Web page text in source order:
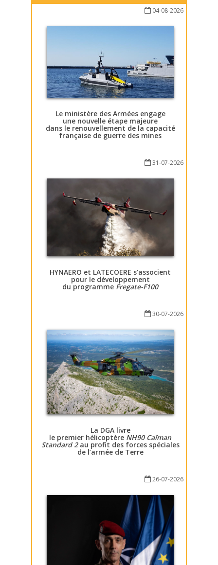
04-08-2026
Le ministère des Armées engage
une nouvelle étape majeure
dans le renouvellement de la capacité
française de guerre des mines
31-07-2026
HYNAERO et LATECOERE s’associent
pour le développement
du programme Fregate-F100
30-07-2026
La DGA livre
le premier hélicoptère NH90 Caïman
Standard 2au profit des forces spéciales
de l’armée de Terre
26-07-2026